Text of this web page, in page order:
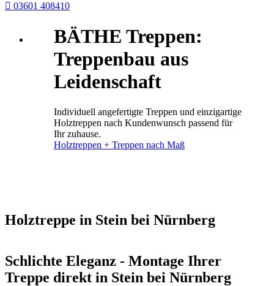
 03601 408410
BÄTHE Treppen:
Treppenbau aus
Leidenschaft
Individuell angefertigte Treppen und einzigartige
Holztreppen nach Kundenwunsch passend für
Ihr zuhause.
Holztreppen + Treppen nach Maß
Holztreppe in Stein bei Nürnberg
Schlichte Eleganz - Montage Ihrer
Treppe direkt in Stein bei Nürnberg